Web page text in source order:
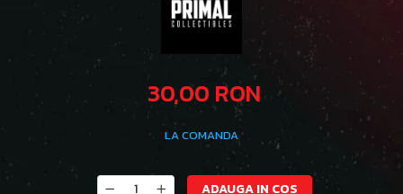
30,00 RON
LA COMANDA
ADAUGA IN COS